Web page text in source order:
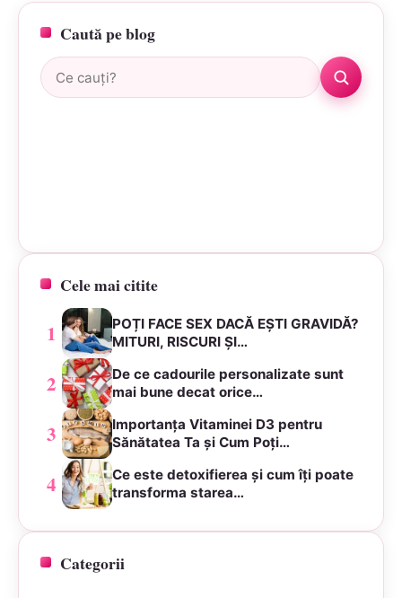
Caută pe blog
Caută:
Cele mai citite
1
POȚI FACE SEX DACĂ EȘTI GRAVIDĂ?
MITURI, RISCURI ȘI…
2
De ce cadourile personalizate sunt
mai bune decat orice…
3
Importanța Vitaminei D3 pentru
Sănătatea Ta și Cum Poți…
4
Ce este detoxifierea și cum îți poate
transforma starea…
Categorii